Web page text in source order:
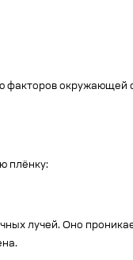
факторов
плёнку:
лучей. Оно